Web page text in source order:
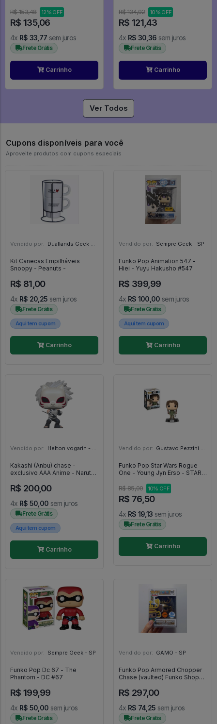
R$ 153,48
12% OFF
R$ 135,06
4x R$ 33,77 sem juros
Frete Grátis
Carrinho
R$ 134,92 10% OFF
R$ 121,43
4x R$ 30,36 sem juros
Frete Grátis
Carrinho
Ver Todos
Cupons disponíveis para você
Aproveite produtos com cupons especiais
Vendido por: Duallands Geek Store - RS
Kit Canecas Empilháveis
Snoopy - Peanuts -
R$ 81,00
4x R$ 20,25 sem juros
Frete Grátis
Aqui tem cupom
Carrinho
Vendido por: Sempre Geek - SP
Funko Pop Animation 547 -
Hiei - Yuyu Hakusho #547
R$ 399,99
4x R$ 100,00 sem juros
Frete Grátis
Aqui tem cupom
Carrinho
Vendido por: Helton vogarin - SP
Kakashi (Anbu) chase -
exclusivo AAA Anime - Naruto
R$ 200,00
4x R$ 50,00 sem juros
Frete Grátis
Aqui tem cupom
Carrinho
Vendido por: Gustavo Pezzini - MG
Funko Pop Star Wars Rogue
One - Young Jyn Erso - STAR
R$ 85,00
10% OFF
R$ 76,50
4x R$ 19,13 sem juros
Frete Grátis
Carrinho
Vendido por: Sempre Geek - SP
Funko Pop Dc 67 - The
Phantom - DC #67
R$ 199,99
4x R$ 50,00 sem juros
Frete Grátis
Vendido por: GAMO - SP
Funko Pop Armored Chopper
Chase (vaulted) Funko Shop
R$ 297,00
4x R$ 74,25 sem juros
Frete Grátis